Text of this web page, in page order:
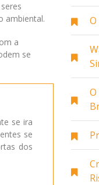
ambiental.
a
se
se ira
se
dos